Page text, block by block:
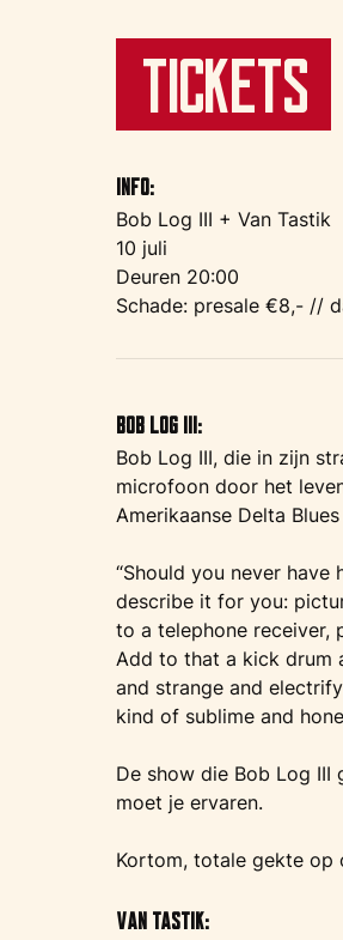
Tickets
Info:
Bob Log III + Van Tastik
10 juli
Deuren 20:00
Schade: presale €8,- //
Bob Log III:
Bob Log III, die in zijn
microfoon door het
Amerikaanse Delta
“Should you never
describe it for you:
to a telephone receiver,
Add to that a kick drum
and strange and
kind of sublime and
De show die Bob Log
moet je ervaren.
Kortom, totale gekte op
Van Tastik: